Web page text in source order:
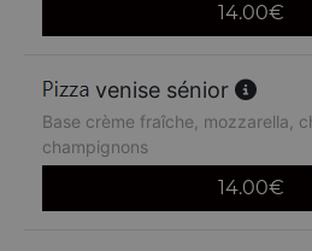
14.00€
venise sénior
Base crème fraîche, mozzarella,
champignons
14.00€